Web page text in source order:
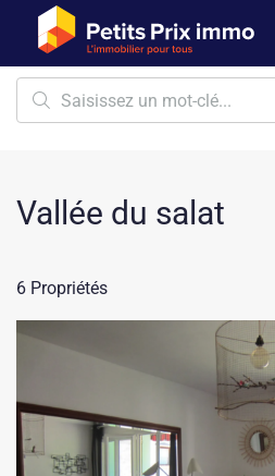
Vallée du salat
6 Propriétés